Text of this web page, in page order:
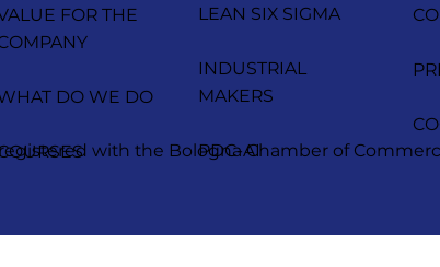
FOR THE
DO WE DO
LEAN SIX SIGMA
INDUSTRIAL
MAKERS
PDC-AI
with the Bologna Chamber of